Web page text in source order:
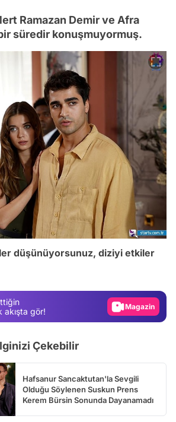
Ramazan Demir ve Afra
süredir konuşmuyormuş.
düşünüyorsunuz, diziyi etkiler
gör!
Magazin
Video
Çekebilir
Hafsanur Sancaktutan'la Sevgili
Olduğu Söylenen Suskun Prens
Kerem Bürsin Sonunda Dayanamadı